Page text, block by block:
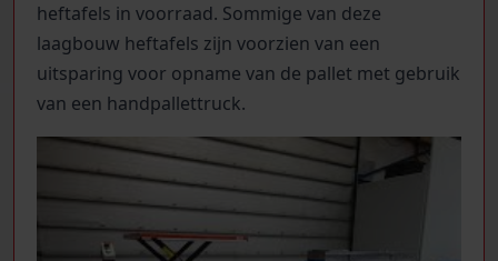
heftafels in voorraad. Sommige van deze
laagbouw heftafels zijn voorzien van een
uitsparing voor opname van de pallet met gebruik
van een handpallettruck.